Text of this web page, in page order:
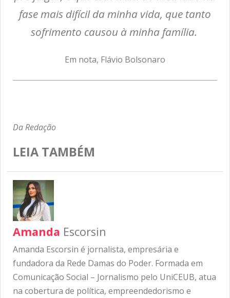
fase mais difícil da minha vida, que tanto
sofrimento causou à minha família.
Em nota, Flávio Bolsonaro
Da Redação
LEIA TAMBÉM
Amanda Escorsin
Amanda Escorsin é jornalista, empresária e
fundadora da Rede Damas do Poder. Formada em
Comunicação Social – Jornalismo pelo UniCEUB, atua
na cobertura de política, empreendedorismo e